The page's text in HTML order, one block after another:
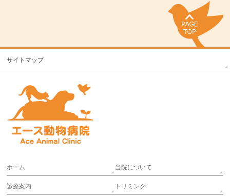
サイトマップ
ホーム 当院について
診療案内 トリミング